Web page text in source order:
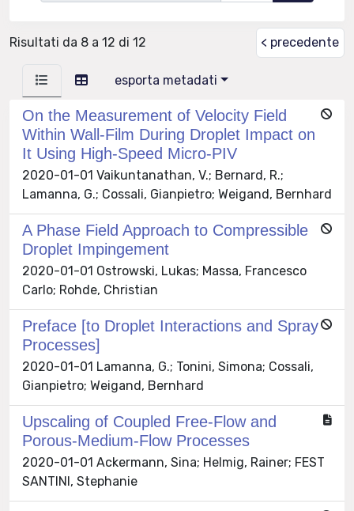
Risultati da 8 a 12 di 12 < precedente
esporta metadati
On the Measurement of Velocity Field
Within Wall-Film During Droplet Impact on
It Using High-Speed Micro-PIV
2020-01-01 Vaikuntanathan, V.; Bernard, R.;
Lamanna, G.; Cossali, Gianpietro; Weigand, Bernhard
A Phase Field Approach to Compressible
Droplet Impingement
2020-01-01 Ostrowski, Lukas; Massa, Francesco
Carlo; Rohde, Christian
Preface [to Droplet Interactions and Spray
Processes]
2020-01-01 Lamanna, G.; Tonini, Simona; Cossali,
Gianpietro; Weigand, Bernhard
Upscaling of Coupled Free-Flow and
Porous-Medium-Flow Processes
2020-01-01 Ackermann, Sina; Helmig, Rainer; FEST
SANTINI, Stephanie